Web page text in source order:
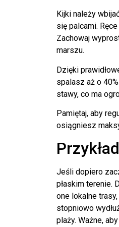
Kijki należy
się palcami.
Zachowaj
marszu.
Dzięki
spalasz aż o
stawy, co ma
Pamiętaj, aby
osiągniesz
Jeśli dopiero
płaskim terenie.
one lokalne
stopniowo
plaży. Ważne,